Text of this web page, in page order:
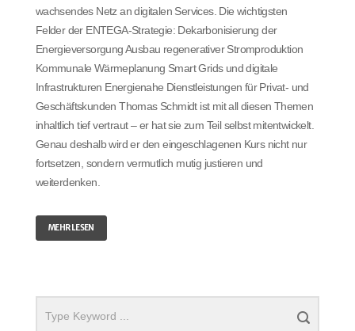
wachsendes Netz an digitalen Services. Die wichtigsten
Felder der ENTEGA-Strategie: Dekarbonisierung der
Energieversorgung Ausbau regenerativer Stromproduktion
Kommunale Wärmeplanung Smart Grids und digitale
Infrastrukturen Energienahe Dienstleistungen für Privat- und
Geschäftskunden Thomas Schmidt ist mit all diesen Themen
inhaltlich tief vertraut – er hat sie zum Teil selbst mitentwickelt.
Genau deshalb wird er den eingeschlagenen Kurs nicht nur
fortsetzen, sondern vermutlich mutig justieren und
weiterdenken.
MEHR LESEN